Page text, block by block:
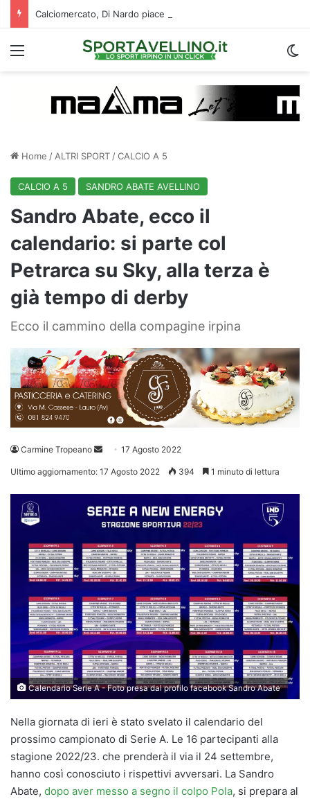
Menu
Home / ALTRI SPORT /CALCIO A 5
CALCIO A 5 SANDRO ABATE AVELLINO
Sandro Abate, ecco il
calendario: si parte col
Petrarca su Sky, alla terza è
già tempo di derby
Ecco il cammino della compagine irpina
Carmine Tropeano
Invia 17 Agosto 2022
Ultimo aggiornamento: 17 Agosto 2022 394 1 minuto di lettura
Calendario Serie A - Foto presa dal profilo facebook Sandro Abate
Nella giornata di ieri è stato svelato il calendario del
prossimo campionato di Serie A. Le 16 partecipanti alla
stagione 2022/23. che prenderà il via il 24 settembre,
hanno così conosciuto i rispettivi avversari. La Sandro
Abate, dopo aver messo a segno il colpo Pola, si prepara al